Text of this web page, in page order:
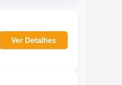
Ver Detalhes